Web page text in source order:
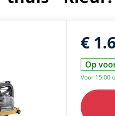
€
Op
Voor 15:00